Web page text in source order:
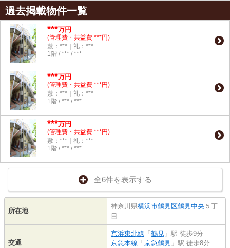
過去掲載物件一覧
***万円
(管理費・共益費 ***円)
敷：***｜礼：***
1階 / *** / ***
***万円
(管理費・共益費 ***円)
敷：***｜礼：***
1階 / *** / ***
***万円
(管理費・共益費 ***円)
敷：***｜礼：***
1階 / *** / ***
全6件を表示する
所在地
神奈川県横浜市鶴見区鶴見中央 ５丁
目
交通
京浜東北線 「 鶴見 」駅 徒歩9分
京急本線 「 京急鶴見 」駅 徒歩8分